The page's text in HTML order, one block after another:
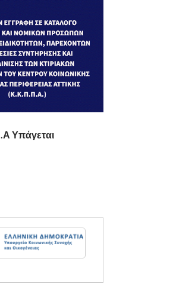
Υπάγεται